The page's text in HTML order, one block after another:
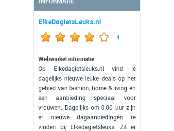
ElkeDagIetsLeuks.nl
4
Webwinkel informatie
Op Elkedagietsleuks.nl vind je
dagelijks nieuwe leuke deals op het
gebied van fashion, home & living én
een aanbieding speciaal voor
vrouwen. Dagelijks om 0.00 uur zijn
er nieuwe dagaanbiedingen te
vinden bij Elkedagietsleuks. Zit er